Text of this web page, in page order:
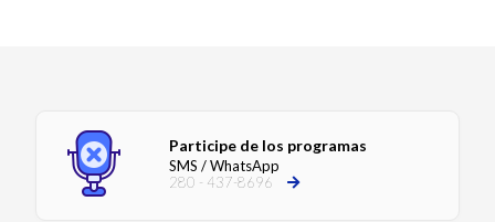
Participe de los programas
SMS / WhatsApp
280 - 437-8696